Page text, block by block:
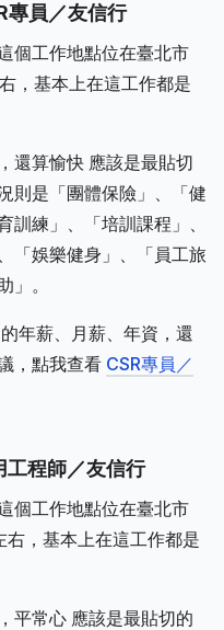
專員／友信行
個工作地點位在臺北市
，基本上在這工作都是
還算愉快 應該是最貼切
則是「團體保險」、「健
訓練」、「培訓課程」、
「娛樂健身」、「員工旅
」。
年薪、月薪、年資，還
，點我查看 CSR專員／
工程師／友信行
個工作地點位在臺北市
右，基本上在這工作都是
平常心 應該是最貼切的